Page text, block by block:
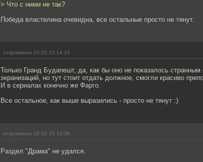
> Что с ними не так?
Победа властелина очевидна, все остальные просто не тянут.
отправлено 10.02.15 14:16
Только Гранд Будапешт, да, как бы оно не показалось
экранизаций, но тут стоит отдать должное, смогли красиво
И в сериалах конечно же Фарго.
Все остальное, как выше выразились - просто не тянут :)
отправлено 10.02.15 14:36
Раздел "Драма" не удался.